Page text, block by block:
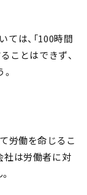
は、「100時間
ことはできず、
労働を命じるこ
社は労働者に対